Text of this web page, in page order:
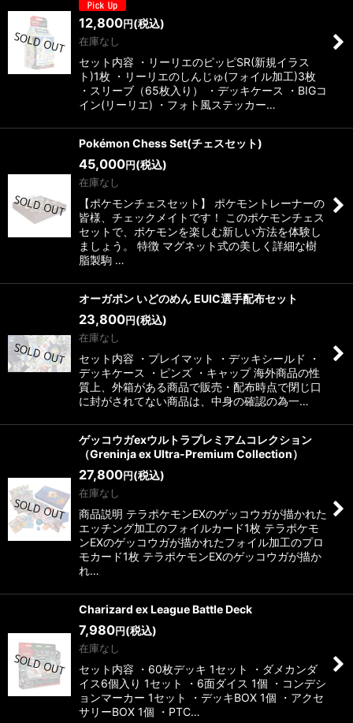
12,800円(税込)
在庫なし
セット内容 ・リーリエのピッピSR(新規イラス
ト)1枚 ・リーリエのしんじゅ(フォイル加工)3枚
・スリーブ（65枚入り） ・デッキケース ・BIGコ
イン(リーリエ) ・フォト風ステッカー…
Pokémon Chess Set(チェスセット)
45,000円(税込)
在庫なし
【ポケモンチェスセット】 ポケモントレーナーの
皆様、チェックメイトです！ このポケモンチェス
セットで、ポケモンを楽しむ新しい方法を体験し
ましょう。 特徴 マグネット式の美しく詳細な樹
脂製駒 …
オーガポン いどのめん EUIC選手配布セット
23,800円(税込)
在庫なし
セット内容 ・プレイマット ・デッキシールド ・
デッキケース ・ピンズ ・キャップ 海外商品の性
質上、外箱がある商品で販売・配布時点で閉じ口
に封がされてない商品は、中身の確認の為一…
ゲッコウガexウルトラプレミアムコレクション
（Greninja ex Ultra-Premium Collection）
27,800円(税込)
在庫なし
商品説明 テラポケモンEXのゲッコウガが描かれた
エッチング加工のフォイルカード1枚 テラポケモ
ンEXのゲッコウガが描かれたフォイル加工のプロ
モカード1枚 テラポケモンEXのゲッコウガが描か
れ…
Charizard ex League Battle Deck
7,980円(税込)
在庫なし
セット内容 ・60枚デッキ 1セット ・ダメカンダ
イス6個入り 1セット ・6面ダイス 1個 ・コンデシ
ョンマーカー 1セット ・デッキBOX 1個 ・アクセ
サリーBOX 1個 ・PTC…